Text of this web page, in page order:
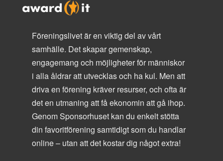
Föreningslivet är en viktig del av vårt
samhälle. Det skapar gemenskap,
engagemang och möjligheter för människor
i alla åldrar att utvecklas och ha kul. Men att
driva en förening kräver resurser, och ofta är
det en utmaning att få ekonomin att gå ihop.
Genom Sponsorhuset kan du enkelt stötta
din favoritförening samtidigt som du handlar
online – utan att det kostar dig något extra!